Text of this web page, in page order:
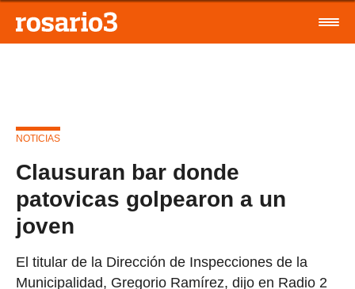
NOTICIAS
Clausuran bar donde
patovicas golpearon a un
joven
El titular de la Dirección de Inspecciones de la
Municipalidad, Gregorio Ramírez, dijo en Radio 2